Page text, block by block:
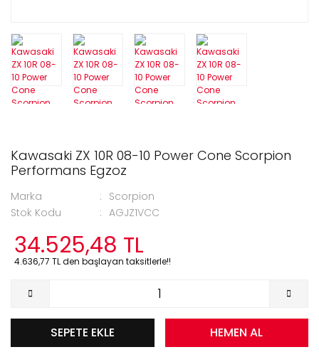
Kawasaki ZX 10R 08-10 Power Cone Scorpion
Performans Egzoz
Marka
Scorpion
Stok Kodu
AGJZ1VCC
34.525,48 TL
4.636,77 TL den başlayan taksitlerle!!
SEPETE EKLE HEMEN AL